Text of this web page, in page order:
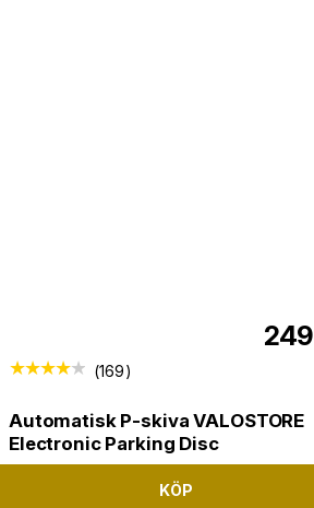
249
(169)
Automatisk P-skiva VALOSTORE
Electronic Parking Disc
KÖP